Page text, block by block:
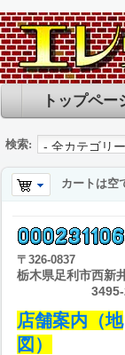
トップペー
検索:
カートは空
〒 326-0837
栃木県足利市西新
3495-
店舗案内（地
図）